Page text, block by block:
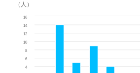
（人）
4
6
8
10
12
14
16